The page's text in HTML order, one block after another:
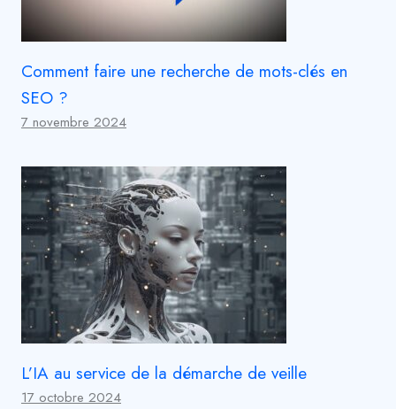
Comment faire une recherche de mots-clés en
SEO ?
7 novembre 2024
L’IA au service de la démarche de veille
17 octobre 2024